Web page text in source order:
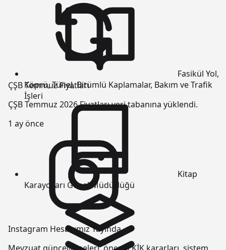
ÇŞB Temmuz Fiyatları
ÇŞB Temmuz 2026 Fiyatları veri tabanına yüklendi.
1 ay önce
Instagram Hesabımız Yayında
Fasikül Yol,
Köprü, Tünel, Bitümlü Kaplamalar, Bakım ve Trafik
İşleri
Kitap
Karayolları Genel Müdürlüğü